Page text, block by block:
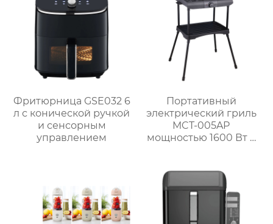
Фритюрница GSE032 6
л с конической ручкой
и сенсорным
управлением
Портативный
электрический гриль
MCT-005AP
мощностью 1600 Вт с
регулируемым
термостатом для
использования на
открытом воздухе